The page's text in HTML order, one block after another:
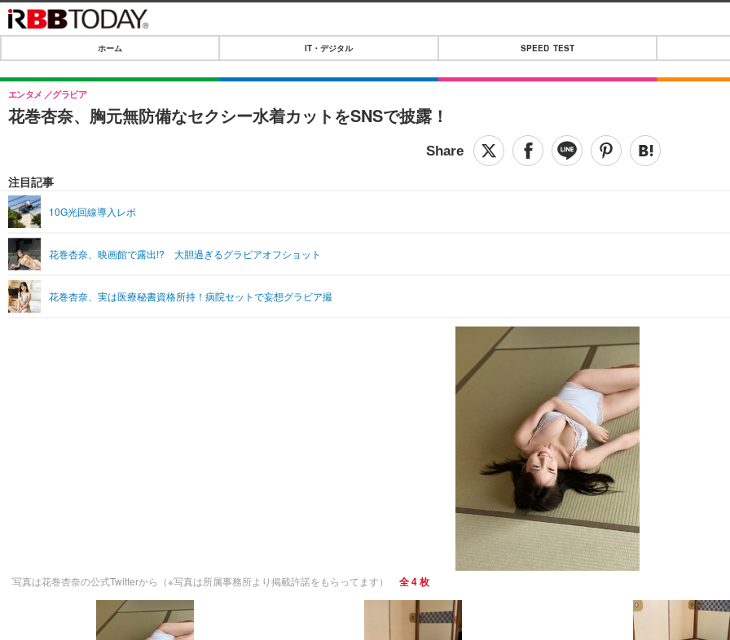
IT・デジタル
IT・デジタルTOP
SPEED TEST
音楽
ライフ
ペット
その他
リリース一覧
プッシュ通知の停止方法
ホーム IT・デジタル SPEED TEST
花巻杏奈、胸元無防備なセクシー水着カットをSNSで披露！
エンタメ グラビア
注目記事
10G光回線導入レポ
花巻杏奈、映画館で露出!? 大胆過ぎるグラビアオフショット
花巻杏奈、実は医療秘書資格所持！病院セットで妄想グラビア撮
写真は花巻杏奈の公式Twitterから（※写真は所属事務所より掲載許諾をもらってます） 全 4 枚